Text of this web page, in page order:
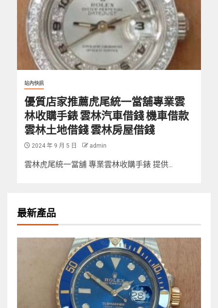
站內快訊
優質店家推薦虎尾統一當舖專業雲
林收購手錶 雲林汽車借錢 機車借款
雲林土地借錢 雲林房屋借錢
2024 年 9 月 5 日 admin
雲林虎尾統一當舖 專業雲林收購手錶 提供...
最新產品